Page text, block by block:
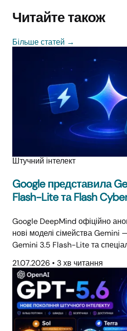
Читайте також
Більше статей →
Штучний інтелект
Google представила
Flash-Lite та Flash
Google DeepMind офіційно
нові моделі сімейства Gemini
Gemini 3.5 Flash-Lite та
21.07.2026 • 3 хв читання